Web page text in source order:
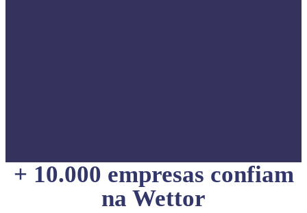
+ 10.000 empresas confiam
na Wettor